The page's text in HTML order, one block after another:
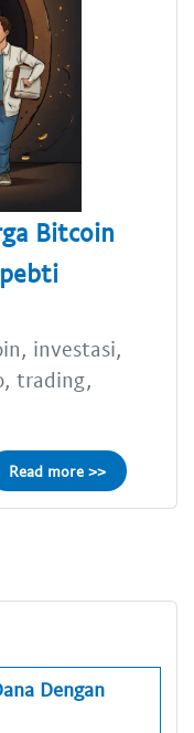
Bitcoin
investasi,
trading,
Read more >>
Dengan